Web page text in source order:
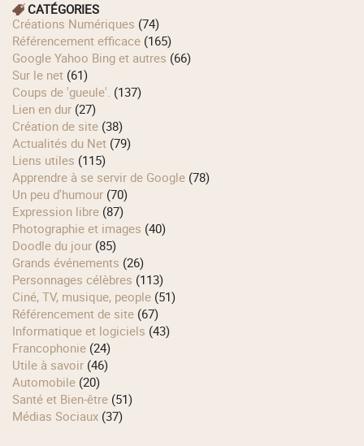
CATÉGORIES
Créations Numériques (74)
Référencement efficace (165)
Google Yahoo Bing et autres (66)
Sur le net (61)
Coups de 'gueule'. (137)
Lien en dur (27)
Création de site (38)
Actualités du Net (79)
Liens utiles (115)
Apprendre à se servir de Google (78)
Un peu d'humour (70)
Expression libre (87)
Photographie et images (40)
Doodle du jour (85)
Grands événements (26)
Personnages célèbres (113)
Ciné, TV, musique, people (51)
Référencement de site (67)
Informatique et logiciels (43)
Francophonie (24)
Utile à savoir (46)
Automobile (20)
Santé et Bien-être (51)
Médias Sociaux (37)